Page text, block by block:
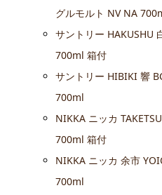
グルモルト NV NA
サントリー HAKUSHU
700ml 箱付
サントリー HIBIKI 響
700ml
NIKKA ニッカ
700ml 箱付
NIKKA ニッカ 余市
700ml